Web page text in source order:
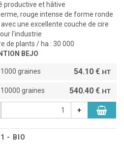
productive et hâtive
rouge intense de forme ronde
une excellente couche de cire
l'industrie
de plants / ha : 30 000
BEJO
1000 graines 54.10 € HT
10000 graines 540.40 € HT
+
- BIO